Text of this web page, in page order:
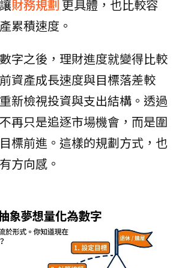
財務規劃 更具體，也比較容
累積速度。
字之後，理財進度就變得比較
資產成長速度與目標落差較
新檢視投資與支出結構。透過
再只是追逐市場機會，而是圍
標前進。這樣的規劃方式，也
方向感。